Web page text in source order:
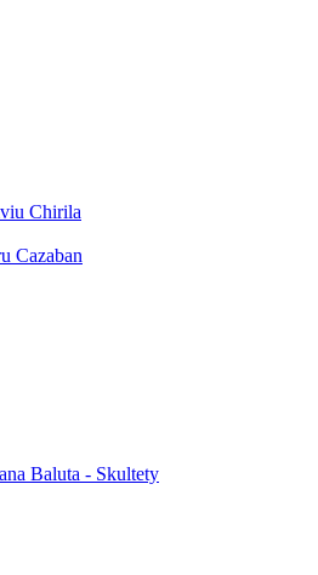
Chirila
Cazaban
Baluta - Skultety